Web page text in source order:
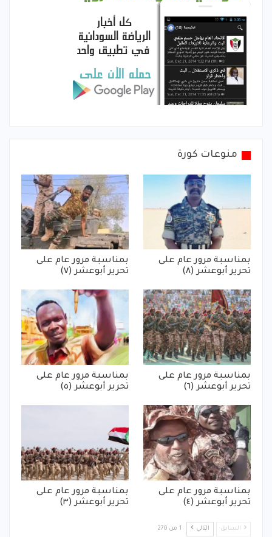
منوعات كورة
بمناسبة مرور عام على
تحرير أبوعشر (٨)
بمناسبة مرور عام على
تحرير أبوعشر (٧)
بمناسبة مرور عام على
تحرير أبوعشر (٦)
بمناسبة مرور عام على
تحرير أبوعشر (٥)
بمناسبة مرور عام على
تحرير أبوعشر (٤)
بمناسبة مرور عام على
تحرير أبوعشر (٣)
السابق التالي 1 من 270